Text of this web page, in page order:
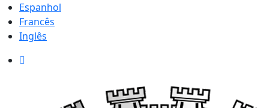
Espanhol
Francês
Inglês